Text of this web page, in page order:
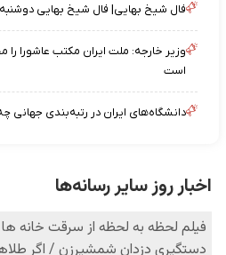
فال شیخ بهایی| فال شیخ بهایی دوشنبه ۱۹ مرداد ماه ۱۴۰۵
وزیر خارجه: ملت ایران مکتب عاشورا
است
دانشگاه‌های ایران در رتبه‌بندی جهانی